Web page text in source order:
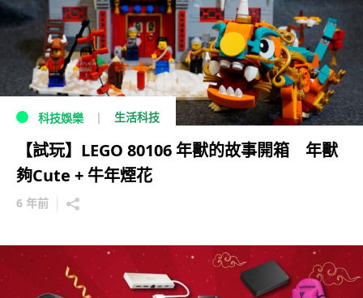
科技娛樂 生活科技
【試玩】LEGO 80106 年獸的故事開箱 年獸
夠Cute + 牛年煙花
6 年前